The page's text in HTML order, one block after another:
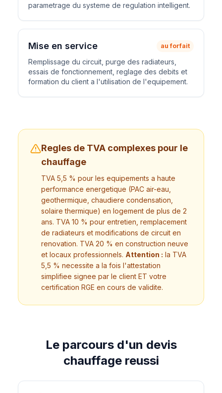
parametrage du systeme de regulation intelligent.
Mise en service au forfait
Remplissage du circuit, purge des radiateurs,
essais de fonctionnement, reglage des debits et
formation du client a l'utilisation de l'equipement.
Regles de TVA complexes pour le
chauffage
TVA 5,5 % pour les equipements a haute
performance energetique (PAC air-eau,
geothermique, chaudiere condensation,
solaire thermique) en logement de plus de 2
ans. TVA 10 % pour entretien, remplacement
de radiateurs et modifications de circuit en
renovation. TVA 20 % en construction neuve
et locaux professionnels. Attention : la TVA
5,5 % necessite a la fois l'attestation
simplifiee signee par le client ET votre
certification RGE en cours de validite.
Le parcours d'un devis
chauffage reussi